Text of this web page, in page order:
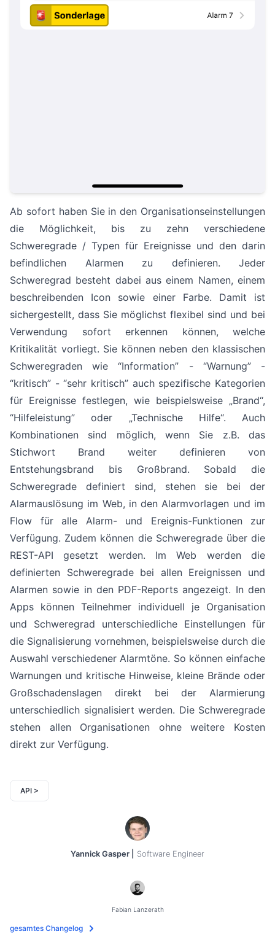
Ab sofort haben Sie in den Organisationseinstellungen
die Möglichkeit, bis zu zehn verschiedene
Schweregrade / Typen für Ereignisse und den darin
befindlichen Alarmen zu definieren. Jeder
Schweregrad besteht dabei aus einem Namen, einem
beschreibenden Icon sowie einer Farbe. Damit ist
sichergestellt, dass Sie möglichst flexibel sind und bei
Verwendung sofort erkennen können, welche
Kritikalität vorliegt. Sie können neben den klassischen
Schweregraden wie “Information” - “Warnung” -
“kritisch” - “sehr kritisch” auch spezifische Kategorien
für Ereignisse festlegen, wie beispielsweise „Brand“,
“Hilfeleistung” oder „Technische Hilfe“. Auch
Kombinationen sind möglich, wenn Sie z.B. das
Stichwort Brand weiter definieren von
Entstehungsbrand bis Großbrand. Sobald die
Schweregrade definiert sind, stehen sie bei der
Alarmauslösung im Web, in den Alarmvorlagen und im
Flow für alle Alarm- und Ereignis-Funktionen zur
Verfügung. Zudem können die Schweregrade über die
REST-API gesetzt werden. Im Web werden die
definierten Schweregrade bei allen Ereignissen und
Alarmen sowie in den PDF-Reports angezeigt. In den
Apps können Teilnehmer individuell je Organisation
und Schweregrad unterschiedliche Einstellungen für
die Signalisierung vornehmen, beispielsweise durch die
Auswahl verschiedener Alarmtöne. So können einfache
Warnungen und kritische Hinweise, kleine Brände oder
Großschadenslagen direkt bei der Alarmierung
unterschiedlich signalisiert werden. Die Schweregrade
stehen allen Organisationen ohne weitere Kosten
direkt zur Verfügung.
API >
Yannick Gasper | Software Engineer
Fabian Lanzerath
gesamtes Changelog